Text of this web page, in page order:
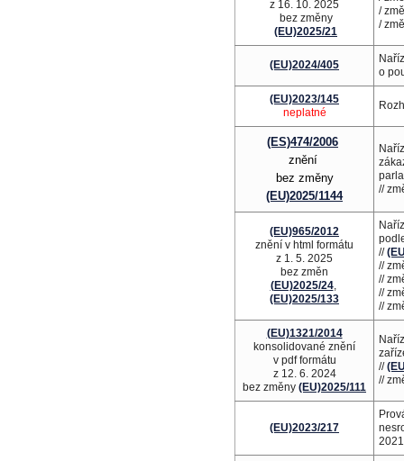
z 16. 10. 2025
bez změny
(EU)2025/21
/
/
(EU)2024/405
o
(EU)2023/145
neplatné
(ES)474/2006
znění
bez změny
(EU)2025/1144
//
(EU)965/2012
znění v html formátu
z 1. 5. 2025
bez změn
(EU)2025/24,
(EU)2025/133
//
//
//
//
//
(EU)1321/2014
konsolidované znění
v pdf formátu
z 12. 6. 2024
bez změny (EU)2025/111
//
//
(EU)2023/217